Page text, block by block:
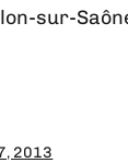
sur-
2013